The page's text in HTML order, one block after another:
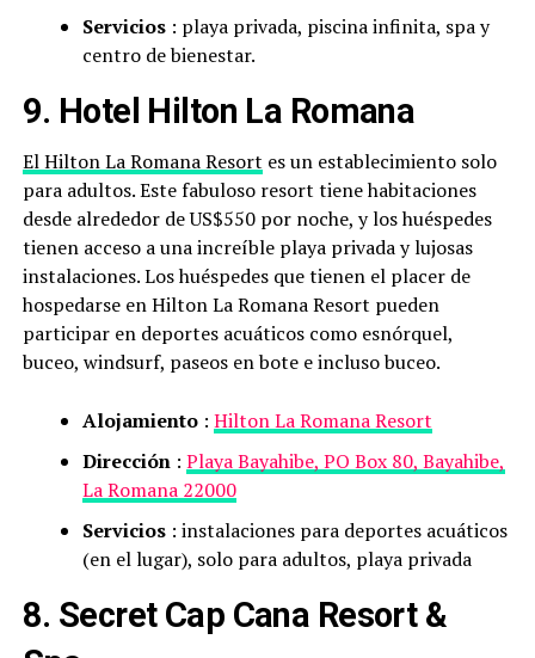
Servicios: playa privada, piscina infinita, spa y
centro de bienestar.
9. Hotel Hilton La Romana
El Hilton La Romana Resort es un establecimiento solo
para adultos. Este fabuloso resort tiene habitaciones
desde alrededor de US$550 por noche, y los huéspedes
tienen acceso a una increíble playa privada y lujosas
instalaciones. Los huéspedes que tienen el placer de
hospedarse en Hilton La Romana Resort pueden
participar en deportes acuáticos como esnórquel,
buceo, windsurf, paseos en bote e incluso buceo.
Alojamiento: Hilton La Romana Resort
Dirección: Playa Bayahibe, PO Box 80, Bayahibe,
La Romana 22000
Servicios: instalaciones para deportes acuáticos
(en el lugar), solo para adultos, playa privada
8. Secret Cap Cana Resort &